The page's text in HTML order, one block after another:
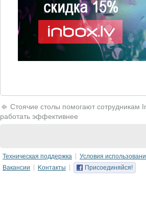
Стоячие столы помогают сотрудникам
работать эффективнее
Техническая поддержка Условия
Вакансии
Kонтакты Присоединяйся!